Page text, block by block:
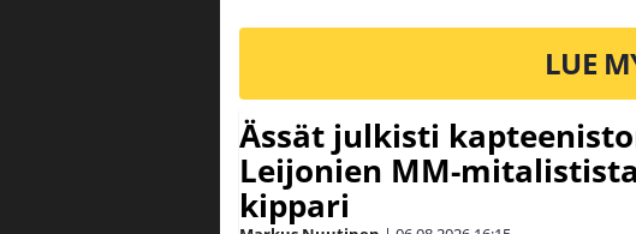
LUE
Ässät julkisti
Leijonien MM-
kippari